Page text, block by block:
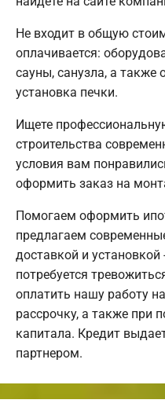
Не входит в общую
оплачивается:
сауны, санузла, а также
установка печки.
Ищете
строительства
условия вам
оформить заказ на
Помогаем оформить
предлагаем
доставкой и
потребуется
оплатить нашу работу
рассрочку, а также при
капитала. Кредит
партнером.